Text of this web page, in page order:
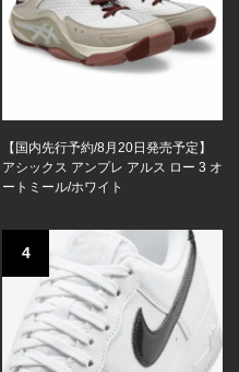
【国内先行予約/8月20日発売予定】
アシックス アンプレ アルス ロー 3 オ
ートミール/ホワイト
4